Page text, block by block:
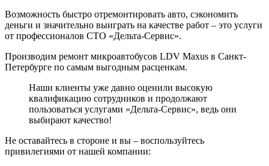
Возможность быстро отремонтировать авто, сэкономить
деньги и значительно выиграть на качестве работ – это услуги
от профессионалов СТО «Дельта-Сервис».
Производим ремонт микроавтобусов LDV Maxus в Санкт-
Петербурге по самым выгодным расценкам.
Наши клиенты уже давно оценили высокую
квалификацию сотрудников и продолжают
пользоваться услугами «Дельта-Сервис», ведь они
выбирают качество!
Не оставайтесь в стороне и вы – воспользуйтесь
привилегиями от нашей компании: